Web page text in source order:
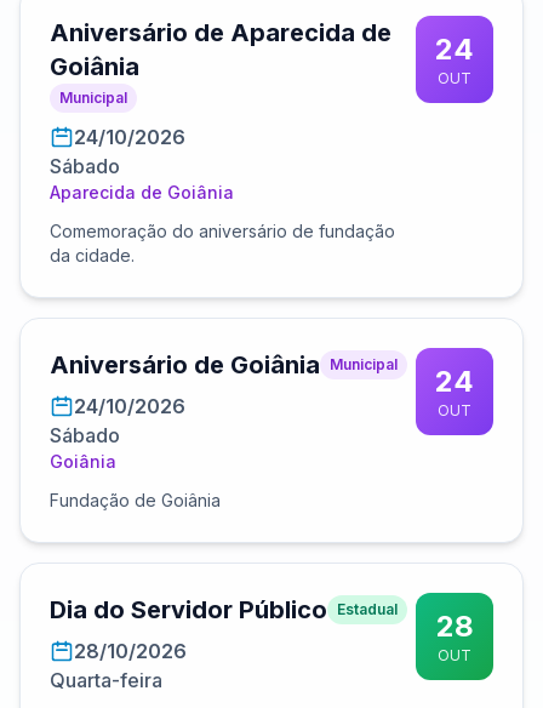
Aniversário de Aparecida de
Goiânia
Municipal
24/10/2026
Sábado
Aparecida de Goiânia
Comemoração do aniversário de fundação
da cidade.
24
OUT
Aniversário de Goiânia Municipal
24/10/2026
Sábado
Goiânia
Fundação de Goiânia
24
OUT
Dia do Servidor Público Estadual
28/10/2026
Quarta-feira
28
OUT